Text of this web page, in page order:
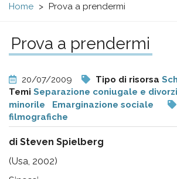
nazionale
di
e
analisi
pr
Home
Prova a prendermi
Prova a prendermi
20/07/2009 Tipo di risorsa
Temi Separazione coniugale e
minorile
Emarginazione sociale
filmografiche
di Steven Spielberg
(Usa, 2002)